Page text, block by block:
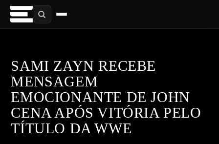
SAMI ZAYN RECEBE
MENSAGEM
EMOCIONANTE DE JOHN
CENA APÓS VITÓRIA PELO
TÍTULO DA WWE